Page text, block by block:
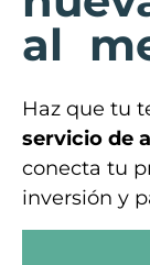
al
Haz que tu
servicio de
conecta tu
inversión y